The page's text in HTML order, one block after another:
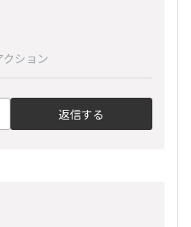
クション
返信する